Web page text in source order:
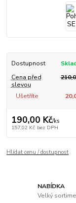
Dostupnost
Cena před
slevou
Ušetříte
190,00 Kč/ks
157,02 Kč bez DPH
Hlídat cenu / dostupnost
NABÍDKA
Velký